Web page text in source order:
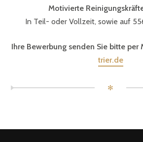
Motivierte
In Teil- oder Vollzeit, sowie auf
Ihre Bewerbung senden Sie bitte per
trier.de
✻